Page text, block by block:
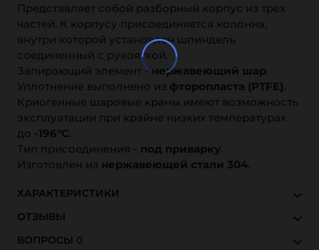
Представляет собой разборный корпус из трёх
частей. К корпусу присоединяется колонна,
внутри которой установлен шпиндель
соединенный с рукояткой.
Запирающий элемент - нержавеющий шар.
Уплотнение выполнено из фторопласта (PTFE).
Криогенные шаровые краны имеют возможность
эксплуатации при крайне низких температурах
до -196°С.
Тип присоединения - под приварку.
Изготовлен из нержавеющей стали 304.
ХАРАКТЕРИСТИКИ
ОТЗЫВЫ
ВОПРОСЫ 0